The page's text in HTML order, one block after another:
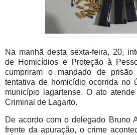
Na manhã desta sexta-feira, 20,
de Homicídios e Proteção à
cumpriram o mandado de
tentativa de homicídio ocorrida no
município lagartense. O ato
Criminal de Lagarto.
De acordo com o delegado Bruno
frente da apuração, o crime